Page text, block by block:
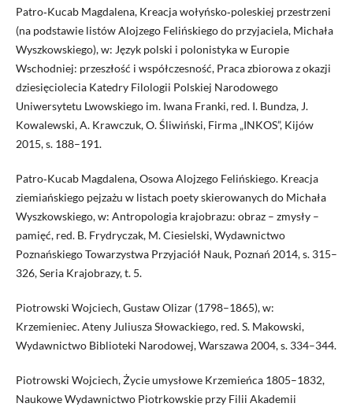
Patro‑Kucab Magdalena, Kreacja wołyńsko‑poleskiej przestrzeni
(na podstawie listów Alojzego Felińskiego do przyjaciela, Michała
Wyszkowskiego), w: Język polski i polonistyka w Europie
Wschodniej: przeszłość i współczesność, Praca zbiorowa z okazji
dziesięciolecia Katedry Filologii Polskiej Narodowego
Uniwersytetu Lwowskiego im. Iwana Franki, red. I. Bundza, J.
Kowalewski, A. Krawczuk, O. Śliwiński, Firma „INKOS”, Kijów
2015, s. 188–191.
Patro‑Kucab Magdalena, Osowa Alojzego Felińskiego. Kreacja
ziemiańskiego pejzażu w listach poety skierowanych do Michała
Wyszkowskiego, w: Antropologia krajobrazu: obraz – zmysły –
pamięć, red. B. Frydryczak, M. Ciesielski, Wydawnictwo
Poznańskiego Towarzystwa Przyjaciół Nauk, Poznań 2014, s. 315–
326, Seria Krajobrazy, t. 5.
Piotrowski Wojciech, Gustaw Olizar (1798–1865), w:
Krzemieniec. Ateny Juliusza Słowackiego, red. S. Makowski,
Wydawnictwo Biblioteki Narodowej, Warszawa 2004, s. 334–344.
Piotrowski Wojciech, Życie umysłowe Krzemieńca 1805–1832,
Naukowe Wydawnictwo Piotrkowskie przy Filii Akademii